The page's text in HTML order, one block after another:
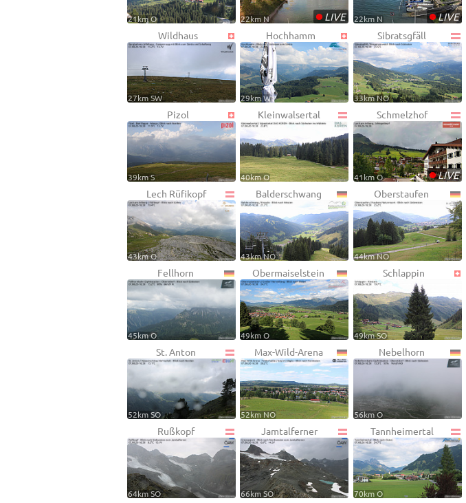
21km O •LIVE
22km N •LIVE
22km N
Wildhaus
27km SW
Hochhamm
29km W
Sibratsgfäll
33km NO
Pizol
39km S
Kleinwalsertal
40km O
Schmelzhof
•LIVE
41km O
Lech Rüfikopf
43km O
Balderschwang
43km NO
Oberstaufen
44km NO
Fellhorn
45km O
Obermaiselstein
49km O
Schlappin
49km SO
St. Anton
52km SO
Max-Wild-Arena
52km NO
Nebelhorn
56km O
Rußkopf
64km SO
Jamtalferner
66km SO
Tannheimertal
70km O